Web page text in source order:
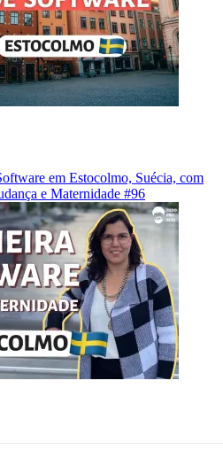
em Estocolmo, Suécia, com
e Maternidade #96